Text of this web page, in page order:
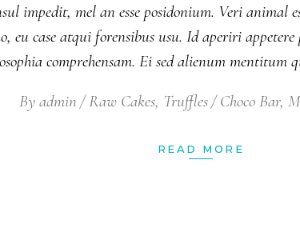
impedit, mel an esse posidonium. Veri
eu case atqui forensibus usu. Id aperiri
comprehensam. Ei sed alienum mentitum
By admin Raw Cakes, Truffles Choco Bar,
READ MORE